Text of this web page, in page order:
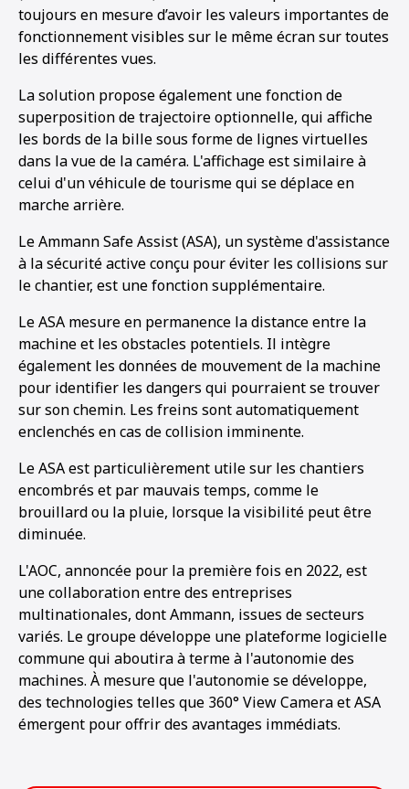
1 2
toujours en mesure d’avoir les valeurs importantes de
fonctionnement visibles sur le même écran sur toutes
les différentes vues.
La solution propose également une fonction de
superposition de trajectoire optionnelle, qui affiche
les bords de la bille sous forme de lignes virtuelles
dans la vue de la caméra. L'affichage est similaire à
celui d'un véhicule de tourisme qui se déplace en
marche arrière.
Le Ammann Safe Assist (ASA), un système d'assistance
à la sécurité active conçu pour éviter les collisions sur
le chantier, est une fonction supplémentaire.
Le ASA mesure en permanence la distance entre la
machine et les obstacles potentiels. Il intègre
également les données de mouvement de la machine
pour identifier les dangers qui pourraient se trouver
sur son chemin. Les freins sont automatiquement
enclenchés en cas de collision imminente.
Le ASA est particulièrement utile sur les chantiers
encombrés et par mauvais temps, comme le
brouillard ou la pluie, lorsque la visibilité peut être
diminuée.
L'AOC, annoncée pour la première fois en 2022, est
une collaboration entre des entreprises
multinationales, dont Ammann, issues de secteurs
variés. Le groupe développe une plateforme logicielle
commune qui aboutira à terme à l'autonomie des
machines. À mesure que l'autonomie se développe,
des technologies telles que 360° View Camera et ASA
émergent pour offrir des avantages immédiats.